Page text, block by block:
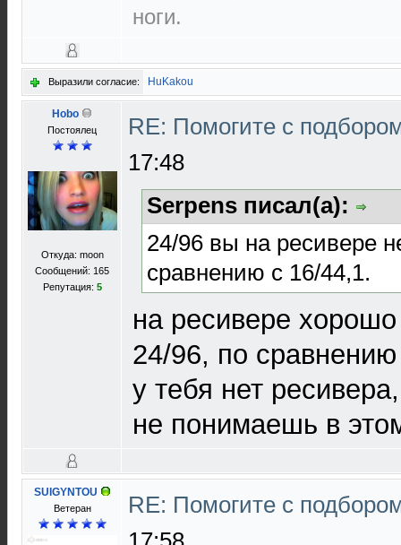
ноги.
Выразили согласие: HuKakou
Hobo
Постоялец
Откуда: moon
Сообщений: 165
Репутация: 5
RE: Помогите с
17:48
Serpens писал(а):
24/96 вы на ресивере
сравнению с 16/44,1.
на ресивере
24/96, по
у тебя нет
не понимаешь в
SUIGYNTOU
Ветеран
RE: Помогите с